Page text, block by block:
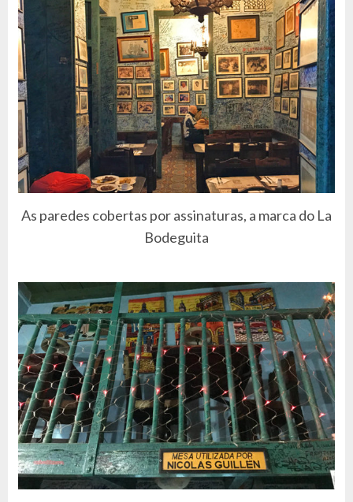
As paredes cobertas por assinaturas, a marca do La
Bodeguita